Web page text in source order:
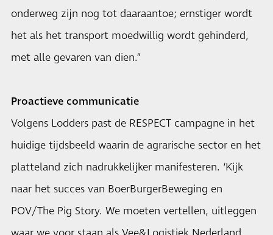
onderweg zijn nog tot daaraantoe; ernstiger wordt
het als het transport moedwillig wordt gehinderd,
met alle gevaren van dien.”
Proactieve communicatie
Volgens Lodders past de RESPECT campagne in het
huidige tijdsbeeld waarin de agrarische sector en het
platteland zich nadrukkelijker manifesteren. ‘Kijk
naar het succes van BoerBurgerBeweging en
POV/The Pig Story. We moeten vertellen, uitleggen